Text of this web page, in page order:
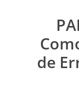
de